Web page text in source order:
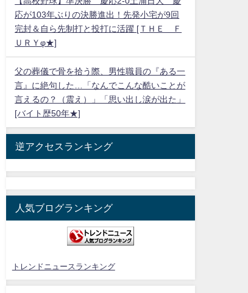
応が103年ぶりの決勝進出！先発小宅が9回
完封＆自ら先制打と投打に活躍 [ＴＨＥ Ｆ
ＵＲＹφ★]
父の葬儀で骨を拾う際、男性職員の『ある一
言』に絶句した…「なんでこんな酷いことが
言えるの？（震え）」「思い出し涙が出た」
[バイト歴50年★]
逆アクセスランキング
人気ブログランキング
トレンドニュースランキング